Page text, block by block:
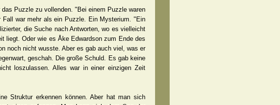
Puzzle zu vollenden. "Bei einem Puzzle waren
Fall war mehr als ein Puzzle. Ein Mysterium. "Ein
die Suche nach Antworten, wo es vielleicht
liegt. Oder wie es Åke Edwardson zum Ende des
noch nicht wusste. Aber es gab auch viel, was er
geschah. Die große Schuld. Es gab keine
loszulassen. Alles war in einer einzigen Zeit
Struktur erkennen können. Aber hat man sich